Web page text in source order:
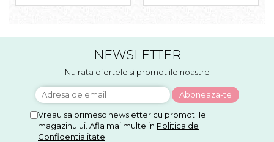
NEWSLETTER
Nu rata ofertele si promotiile noastre
Vreau sa primesc newsletter cu promotiile
magazinului. Afla mai multe in Politica de
Confidentialitate